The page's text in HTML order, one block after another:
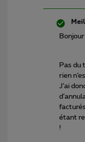
Bonjour
Pas du
rien
J’ai
étant
!